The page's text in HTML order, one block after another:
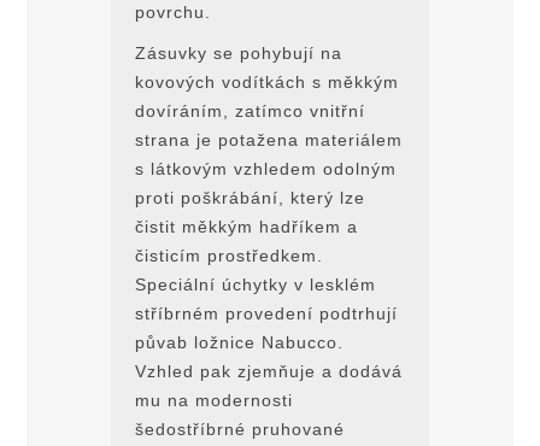
povrchu.
Zásuvky se pohybují na
kovových vodítkách s měkkým
dovíráním, zatímco vnitřní
strana je potažena materiálem
s látkovým vzhledem odolným
proti poškrábání, který lze
čistit měkkým hadříkem a
čisticím prostředkem.
Speciální úchytky v lesklém
stříbrném provedení podtrhují
půvab ložnice Nabucco.
Vzhled pak zjemňuje a dodává
mu na modernosti
šedostříbrné pruhované